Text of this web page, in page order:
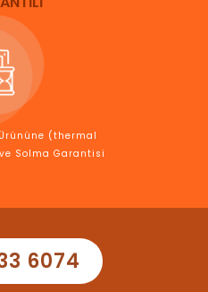
(thermal
ve Solma Garantisi
6074